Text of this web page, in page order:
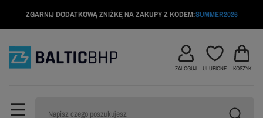
ZGARNIJ DODATKOWĄ ZNIŻKĘ NA ZAKUPY Z KODEM:SUMMER2026
ZALOGUJ ULUBIONE KOSZYK